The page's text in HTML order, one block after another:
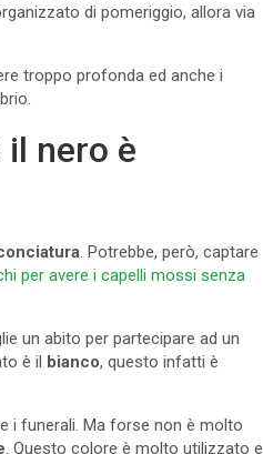
di pomeriggio, allora via
troppo profonda ed anche i
nero è
. Potrebbe, però, captare
per avere i capelli mossi senza
un abito per partecipare ad un
è il bianco, questo infatti è
i funerali. Ma forse non è molto
. Questo colore è molto utilizzato e